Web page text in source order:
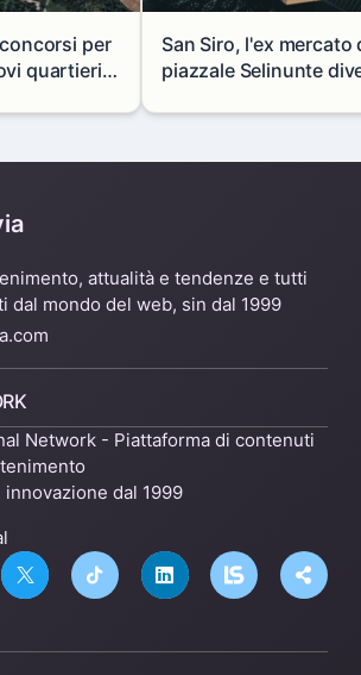
per
quartieri
San Siro, l'ex mercato
piazzale Selinunte
attualità e tendenze e tutti
dal mondo del web, sin dal 1999
Network - Piattaforma di contenuti
dal 1999